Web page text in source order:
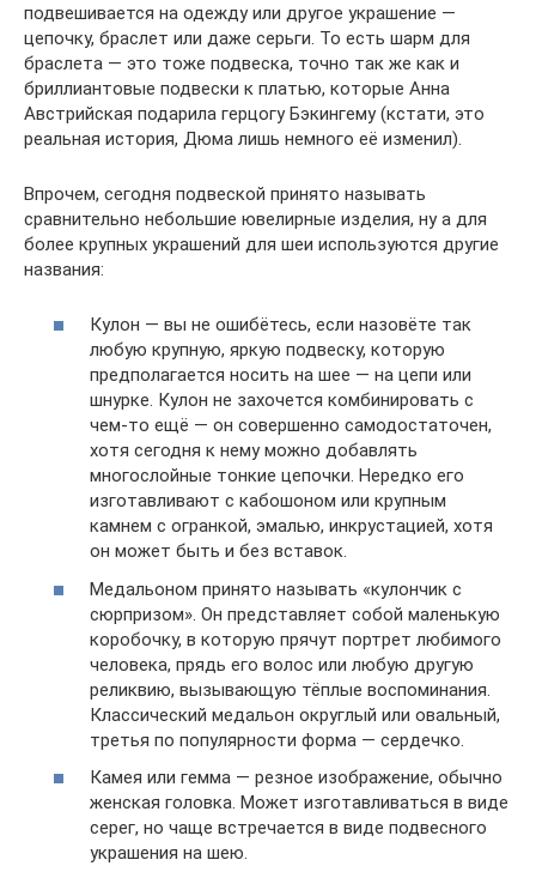
подвешивается на одежду или другое украшение —
цепочку, браслет или даже серьги. То есть шарм для
браслета — это тоже подвеска, точно так же как и
бриллиантовые подвески к платью, которые Анна
Австрийская подарила герцогу Бэкингему (кстати, это
реальная история, Дюма лишь немного её изменил).
Впрочем, сегодня подвеской принято называть
сравнительно небольшие ювелирные изделия, ну а для
более крупных украшений для шеи используются другие
названия:
Кулон — вы не ошибётесь, если назовёте так
любую крупную, яркую подвеску, которую
предполагается носить на шее — на цепи или
шнурке. Кулон не захочется комбинировать с
чем-то ещё — он совершенно самодостаточен,
хотя сегодня к нему можно добавлять
многослойные тонкие цепочки. Нередко его
изготавливают с кабошоном или крупным
камнем с огранкой, эмалью, инкрустацией, хотя
он может быть и без вставок.
Медальоном принято называть «кулончик с
сюрпризом». Он представляет собой маленькую
коробочку, в которую прячут портрет любимого
человека, прядь его волос или любую другую
реликвию, вызывающую тёплые воспоминания.
Классический медальон округлый или овальный,
третья по популярности форма — сердечко.
Камея или гемма — резное изображение, обычно
женская головка. Может изготавливаться в виде
серег, но чаще встречается в виде подвесного
украшения на шею.